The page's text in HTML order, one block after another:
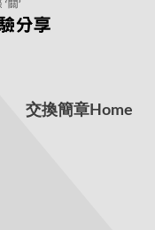
交換簡章 Home